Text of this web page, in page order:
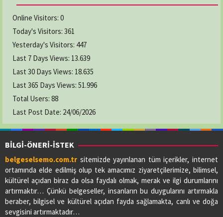
Online Visitors: 0
Today's Visitors: 361
Yesterday's Visitors: 447
Last 7 Days Views: 13.639
Last 30 Days Views: 18.635
Last 365 Days Views: 51.996
Total Users: 88
Last Post Date: 24/06/2026
BİLGİ-ÖNERİ-İSTEK
belgeselsemo.com.tr sitemizde yayınlanan tüm içerikler, internet
ortamında elde edilmiş olup tek amacımız ziyaretçilerimize, bilimsel,
kültürel açıdan biraz da olsa faydalı olmak, merak ve ilgi durumlarını
artırmaktır… Çünkü belgeseller, insanların bu duygularını artırmakla
beraber, bilgisel ve kültürel açıdan fayda sağlamakta, canlı ve doğa
sevgisini artırmaktadır…